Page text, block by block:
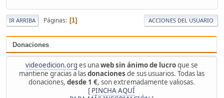
Donaciones
videoedicion.org es unaweb sin ánimo de lucroque se
mantiene gracias a lasdonaciones de sus usuarios. Todas las
donaciones, desde 1 €, son extremadamente valiosas.
[ PINCHA AQUÍ
IR ARRIBA Páginas 1 ACCIONES DEL USUARIO